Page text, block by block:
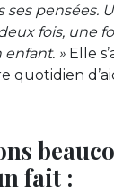
ses pensées.
fois, une
» Elle
quotidien
fait :